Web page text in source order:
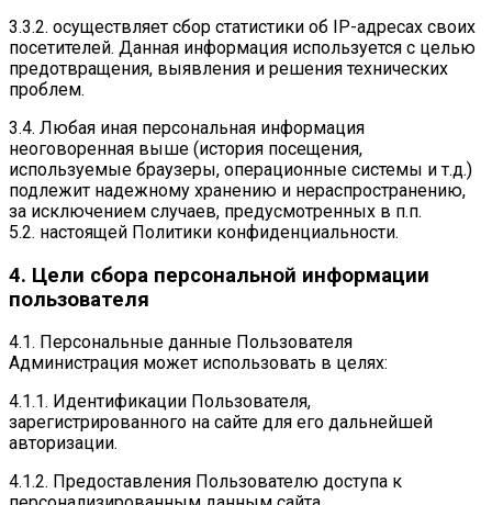
3.3.2. осуществляет сбор статистики об IP-адресах своих
посетителей. Данная информация используется с целью
предотвращения, выявления и решения технических
проблем.
3.4. Любая иная персональная информация
неоговоренная выше (история посещения,
используемые браузеры, операционные системы и т.д.)
подлежит надежному хранению и нераспространению,
за исключением случаев, предусмотренных в п.п.
5.2. настоящей Политики конфиденциальности.
4. Цели сбора персональной информации
пользователя
4.1. Персональные данные Пользователя
Администрация может использовать в целях:
4.1.1. Идентификации Пользователя,
зарегистрированного на сайте для его дальнейшей
авторизации.
4.1.2. Предоставления Пользователю доступа к